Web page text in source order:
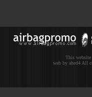
This website
web by ahed4 All